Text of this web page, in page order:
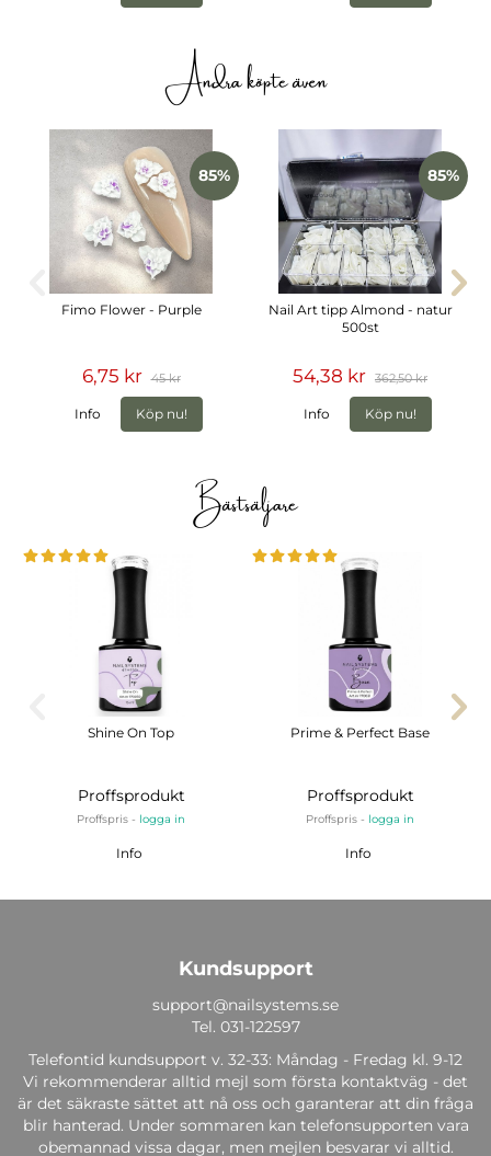
Andra köpte även
85%
Fimo Flower - Purple
6,75 kr 45 kr
Info Köp nu!
85%
Nail Art tipp Almond - natur
500st
54,38 kr 362,50 kr
Info Köp nu!
Bästsäljare
Shine On Top
Proffsprodukt
Proffspris - logga in
Info
Prime & Perfect Base
Proffsprodukt
Proffspris - logga in
Info
Kundsupport
support@nailsystems.se
Tel. 031-122597
Telefontid kundsupport v. 32-33: Måndag - Fredag kl. 9-12
Vi rekommenderar alltid mejl som första kontaktväg - det
är det säkraste sättet att nå oss och garanterar att din fråga
blir hanterad. Under sommaren kan telefonsupporten vara
obemannad vissa dagar, men mejlen besvarar vi alltid.